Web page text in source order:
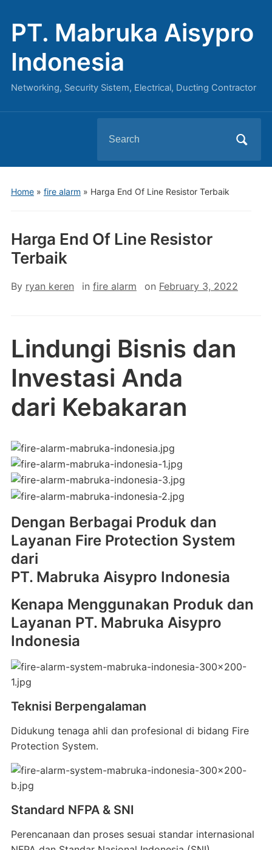
PT. Mabruka Aisypro
Indonesia
Networking, Security Sistem, Electrical, Ducting Contractor
for:
Home» fire alarm » Harga End Of Line Resistor Terbaik
Harga End Of Line Resistor
Terbaik
By ryan keren in fire alarm on February 3, 2022
Lindungi Bisnis dan
Investasi Anda
dari Kebakaran
Dengan Berbagai Produk dan
Layanan Fire Protection System
dari
PT. Mabruka Aisypro Indonesia
Kenapa Menggunakan Produk dan
Layanan PT. Mabruka Aisypro
Indonesia
Teknisi Berpengalaman
Didukung tenaga ahli dan profesional di bidang Fire
Protection System.
Standard NFPA & SNI
Perencanaan dan proses sesuai standar internasional